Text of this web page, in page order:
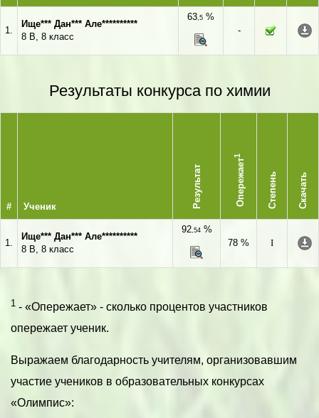
1.
Ище*** Дан*** Але**********
8 В, 8 класс
63,5 %
-
Результаты конкурса по химии
# Ученик Результат Опережает
1
Степень Скачать
1.
Ище*** Дан*** Але**********
8 В, 8 класс
92,54%
78 %
I
1 - «Опережает» - сколько процентов участников
опережает ученик.
Выражаем благодарность учителям, организовавшим
участие учеников в образовательных конкурсах
«Олимпис»: